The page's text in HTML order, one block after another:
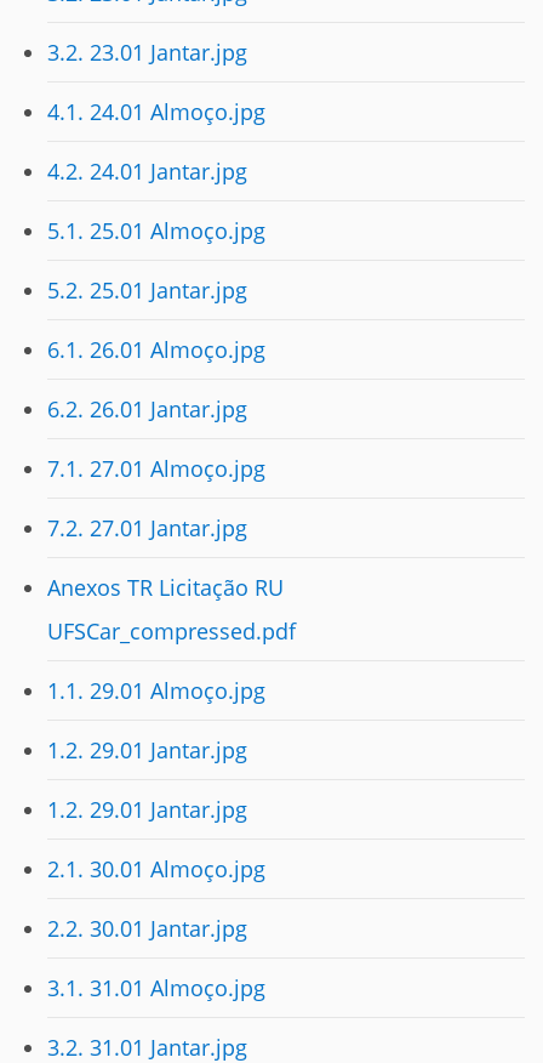
3.2. 23.01 Jantar.jpg
4.1. 24.01 Almoço.jpg
4.2. 24.01 Jantar.jpg
5.1. 25.01 Almoço.jpg
5.2. 25.01 Jantar.jpg
6.1. 26.01 Almoço.jpg
6.2. 26.01 Jantar.jpg
7.1. 27.01 Almoço.jpg
7.2. 27.01 Jantar.jpg
Anexos TR Licitação RU
UFSCar_compressed.pdf
1.1. 29.01 Almoço.jpg
1.2. 29.01 Jantar.jpg
1.2. 29.01 Jantar.jpg
2.1. 30.01 Almoço.jpg
2.2. 30.01 Jantar.jpg
3.1. 31.01 Almoço.jpg
3.2. 31.01 Jantar.jpg